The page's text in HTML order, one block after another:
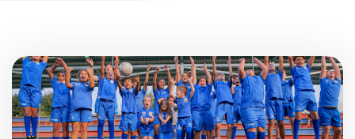
LAVORA CON NOI